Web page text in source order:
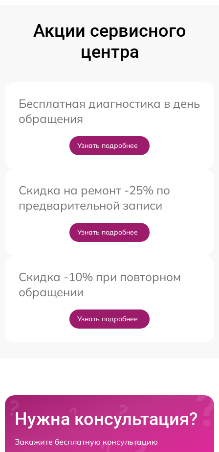
Акции сервисного
центра
Бесплатная диагностика в день
обращения
Узнать подробнее
Скидка на ремонт -25% по
предварительной записи
Узнать подробнее
Скидка -10% при повторном
обращении
Узнать подробнее
Нужна консультация?
Закажите бесплатную консультацию